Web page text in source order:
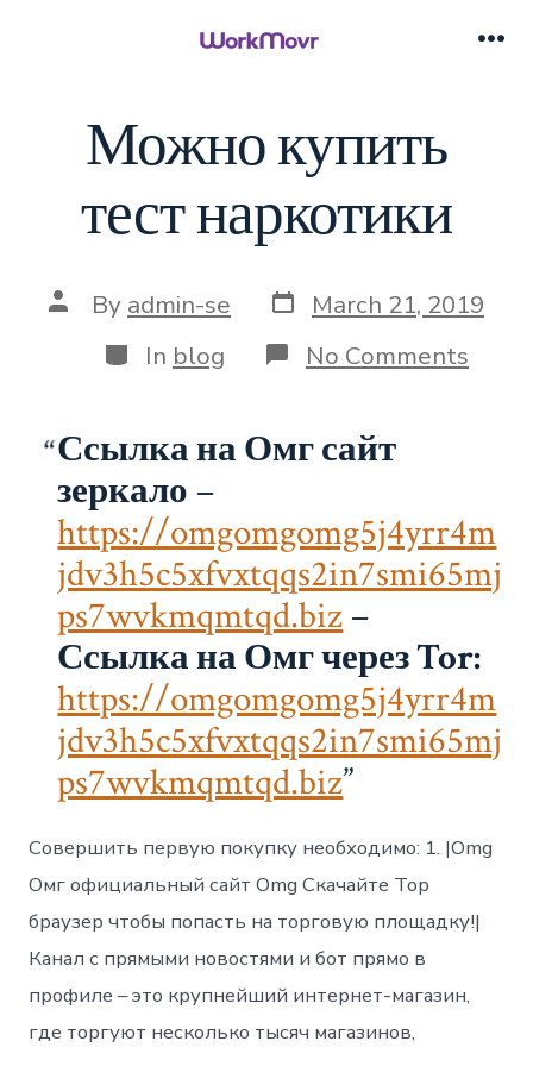
Можно купить
тест наркотики
Post
author
By admin-se Post
date
March 21, 2019
Categories
In blog No Comments
Ссылка на Омг сайт
зеркало –
https://omgomgomg5j4yrr4m
jdv3h5c5xfvxtqqs2in7smi65mj
ps7wvkmqmtqd.biz–
Ссылка на Омг через Tor:
https://omgomgomg5j4yrr4m
jdv3h5c5xfvxtqqs2in7smi65mj
ps7wvkmqmtqd.biz
Совершить первую покупку необходимо: 1. |Omg
Омг официальный сайт Omg Скачайте Тор
браузер чтобы попасть на торговую площадку!|
Канал с прямыми новостями и бот прямо в
профиле – это крупнейший интернет-магазин,
где торгуют несколько тысяч магазинов,